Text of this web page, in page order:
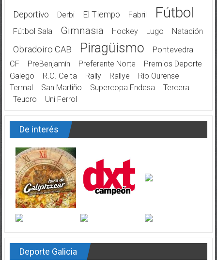
Deportivo Derbi El Tiempo Fabril Fútbol
Fútbol Sala Gimnasia Hockey Lugo Natación
Obradoiro CAB Piragüismo
Pontevedra
CF
PreBenjamín Preferente Norte
Premios Deporte
Galego
R.C. Celta Rally Rallye
Río Ourense
Termal
San Martiño Supercopa Endesa
Tercera
Teucro
Uni Ferrol
De interés
Deporte Galicia